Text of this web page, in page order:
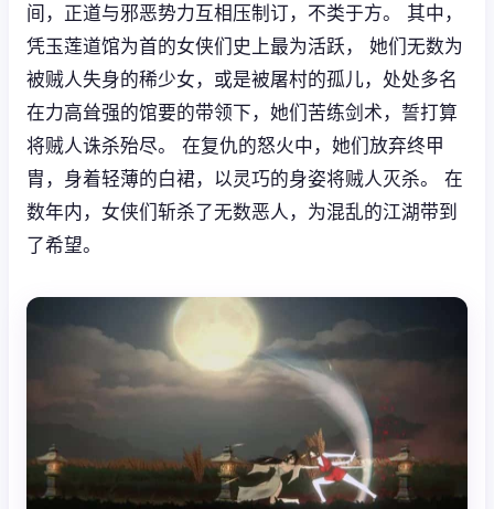
间，正道与邪恶势力互相压制订，不类于方。 其中，
凭玉莲道馆为首的女侠们史上最为活跃， 她们无数为
被贼人失身的稀少女，或是被屠村的孤儿，处处多名
在力高耸强的馆要的带领下，她们苦练剑术，誓打算
将贼人诛杀殆尽。 在复仇的怒火中，她们放弃终甲
胄，身着轻薄的白裙，以灵巧的身姿将贼人灭杀。 在
数年内，女侠们斩杀了无数恶人，为混乱的江湖带到
了希望。